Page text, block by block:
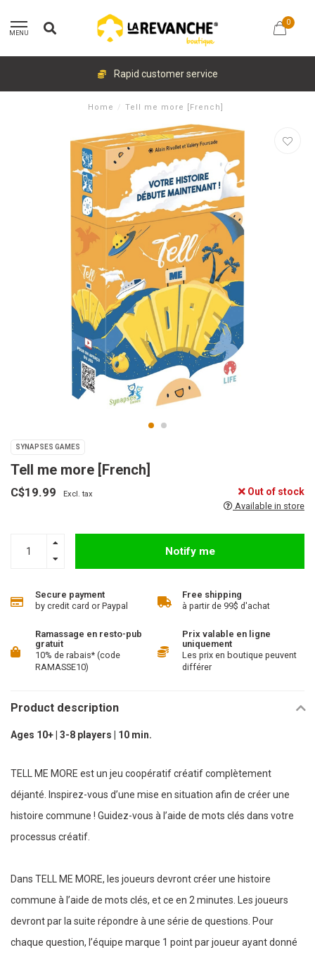
MENU
0
Rapid customer service
Home / Tell me more [French]
SYNAPSES GAMES
Tell me more [French]
C$19.99 Excl. tax Out of stock
Available in store
Notify me
Secure payment
by credit card or Paypal
Free shipping
à partir de 99$ d'achat
Ramassage en resto-pub
gratuit
10% de rabais* (code
RAMASSE10)
Prix valable en ligne
uniquement
Les prix en boutique peuvent
différer
Product description
Ages 10+ | 3-8 players | 10 min.
TELL ME MORE est un jeu coopératif créatif complètement
déjanté. Inspirez-vous d’une mise en situation afin de créer une
histoire commune ! Guidez-vous à l’aide de mots clés dans votre
processus créatif.
Dans TELL ME MORE, les joueurs devront créer une histoire
commune à l’aide de mots clés, et ce en 2 minutes. Les joueurs
devront par la suite répondre à une série de questions. Pour
chaque question, l’équipe marque 1 point par joueur ayant donné